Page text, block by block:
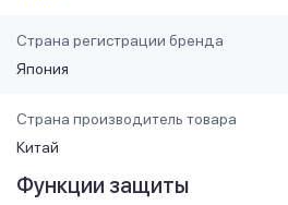
Страна регистрации бренда
Япония
Страна производитель товара
Китай
Функции защиты